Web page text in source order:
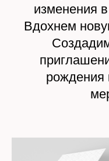
изменения
Вдохнем
рождения